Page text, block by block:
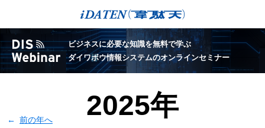
ビジネスに必要な知識を無料で学ぶ
ダイワボウ情報システムのオンラインセミナー
2025年
前の年へ